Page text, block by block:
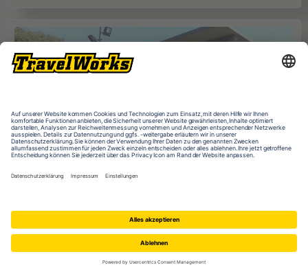
NOV
Münster
Jugendbildungsmesse JuBi
25
NOV
ONLINE
Schüleraustausch-Infoabend (Ozeanien &
Nordamerika)
08 ONLINE
Schüleraustausch-Infoabend (Europa)
IB World School
Mountain Creek State High School